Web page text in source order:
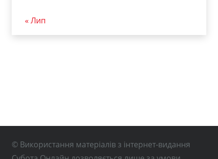
« Лип
© Використання матеріалів з інтернет-видання